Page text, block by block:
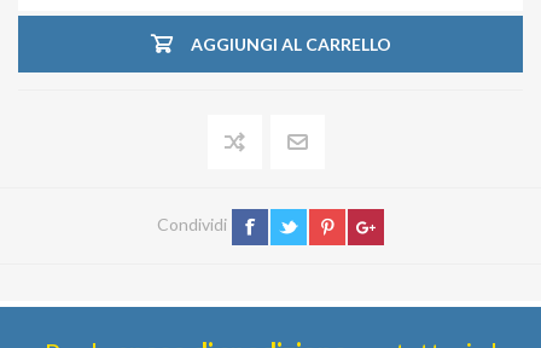
AGGIUNGI AL CARRELLO
Condividi